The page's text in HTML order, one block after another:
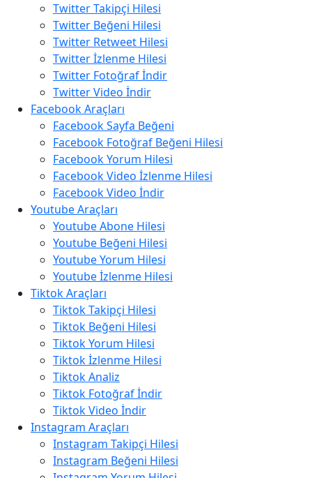
Twitter Takipçi Hilesi
Twitter Beğeni Hilesi
Twitter Retweet Hilesi
Twitter İzlenme Hilesi
Twitter Fotoğraf İndir
Twitter Video İndir
Facebook Araçları
Facebook Sayfa Beğeni
Facebook Fotoğraf Beğeni Hilesi
Facebook Yorum Hilesi
Facebook Video İzlenme Hilesi
Facebook Video İndir
Youtube Araçları
Youtube Abone Hilesi
Youtube Beğeni Hilesi
Youtube Yorum Hilesi
Youtube İzlenme Hilesi
Tiktok Araçları
Tiktok Takipçi Hilesi
Tiktok Beğeni Hilesi
Tiktok Yorum Hilesi
Tiktok İzlenme Hilesi
Tiktok Analiz
Tiktok Fotoğraf İndir
Tiktok Video İndir
Instagram Araçları
Instagram Takipçi Hilesi
Instagram Beğeni Hilesi